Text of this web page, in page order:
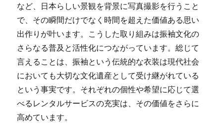
など、日本らしい景観を背景に写真撮影を行うこと
で、その瞬間だけでなく時間を超えた価値ある思い
出作りが叶います。こうした取り組みは振袖文化の
さらなる普及と活性化につながっています。総じて
言えることは、振袖という伝統的な衣装は現代社会
においても大切な文化遺産として受け継がれている
という事実です。それぞれの個性や希望に応じて選
べるレンタルサービスの充実は、その価値をさらに
高めています。